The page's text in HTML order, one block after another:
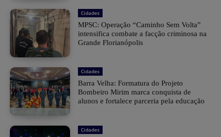
Cidades
MPSC: Operação “Caminho Sem Volta”
intensifica combate a facção criminosa na
Grande Florianópolis
Cidades
Barra Velha: Formatura do Projeto
Bombeiro Mirim marca conquista de
alunos e fortalece parceria pela educação
Cidades